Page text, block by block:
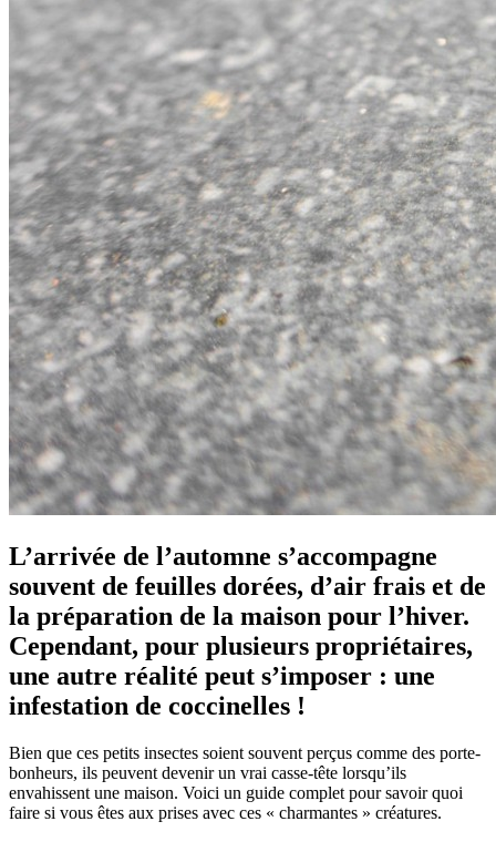
L’arrivée de l’automne s’accompagne
souvent de feuilles dorées, d’air frais et de
la préparation de la maison pour l’hiver.
Cependant, pour plusieurs propriétaires,
une autre réalité peut s’imposer : une
infestation de coccinelles !
Bien que ces petits insectes soient souvent perçus comme des porte-
bonheurs, ils peuvent devenir un vrai casse-tête lorsqu’ils
envahissent une maison. Voici un guide complet pour savoir quoi
faire si vous êtes aux prises avec ces « charmantes » créatures.